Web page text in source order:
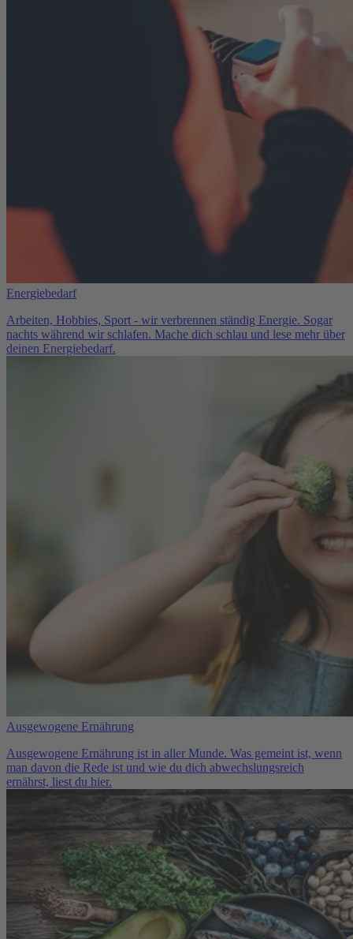
Energiebedarf
Arbeiten, Hobbies, Sport - wir verbrennen ständig Energie. Sogar
nachts während wir schlafen. Mache dich schlau und lese mehr über
deinen Energiebedarf.
Ausgewogene Ernährung
Ausgewogene Ernährung ist in aller Munde. Was gemeint ist, wenn
man davon die Rede ist und wie du dich abwechslungsreich
ernährst, liest du hier.